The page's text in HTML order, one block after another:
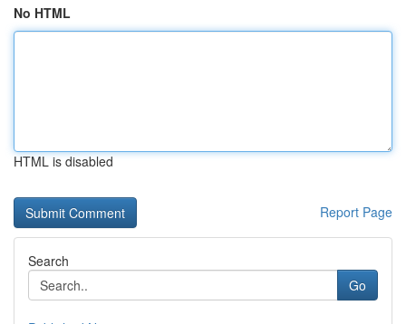
No HTML
HTML is disabled
Report Page
Search
Go